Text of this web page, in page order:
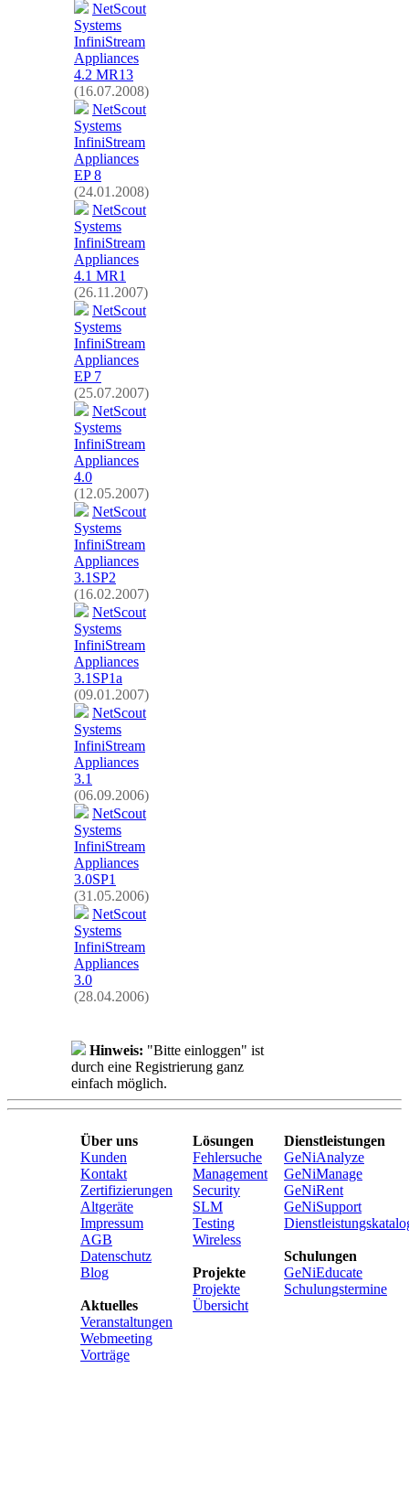
NetScout
Systems
InfiniStream
Appliances
4.2 MR13
(16.07.2008)
NetScout
Systems
InfiniStream
Appliances
EP 8
(24.01.2008)
NetScout
Systems
InfiniStream
Appliances
4.1 MR1
(26.11.2007)
NetScout
Systems
InfiniStream
Appliances
EP 7
(25.07.2007)
NetScout
Systems
InfiniStream
Appliances
4.0
(12.05.2007)
NetScout
Systems
InfiniStream
Appliances
3.1SP2
(16.02.2007)
NetScout
Systems
InfiniStream
Appliances
3.1SP1a
(09.01.2007)
NetScout
Systems
InfiniStream
Appliances
3.1
(06.09.2006)
NetScout
Systems
InfiniStream
Appliances
3.0SP1
(31.05.2006)
NetScout
Systems
InfiniStream
Appliances
3.0
(28.04.2006)
Hinweis: "Bitte einloggen" ist
durch eine Registrierung ganz
einfach möglich.
Über uns
Kunden
Kontakt
Zertifizierungen
Altgeräte
Impressum
AGB
Datenschutz
Blog
Aktuelles
Veranstaltungen
Webmeeting
Vorträge
Lösungen
Fehlersuche
Management
Security
SLM
Testing
Wireless
Projekte
Projekte
Übersicht
Dienstleistungen
GeNiAnalyze
GeNiManage
GeNiRent
GeNiSupport
Schulungen
GeNiEducate
Schulungstermine